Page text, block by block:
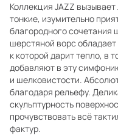
Коллекция JAZZ
тонкие, изумительно
благородного сочетания
шерстяной ворс
к которой дарит тепло, в
добавляют в эту
и шелковистости.
благодаря рельефу.
скульптурность
прочувствовать всё
фактур.